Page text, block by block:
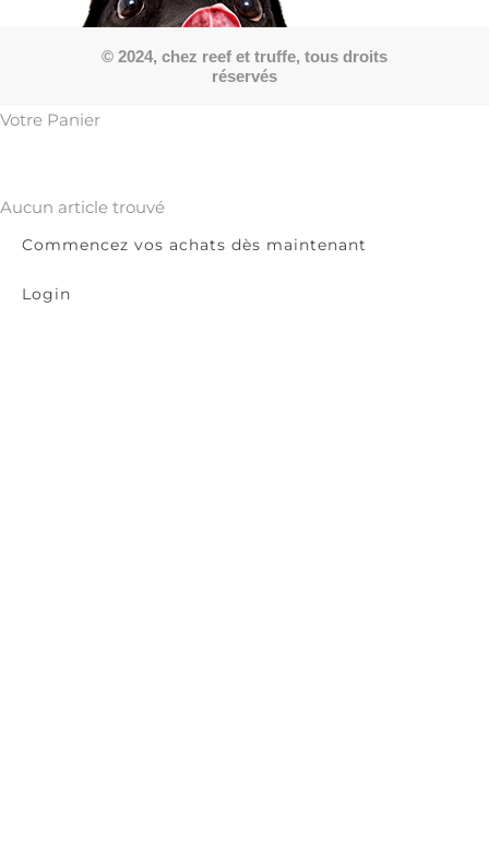
© 2024, chez reef et truffe, tous droits
réservés
Votre Panier
Aucun article trouvé
Commencez vos achats dès maintenant
Login